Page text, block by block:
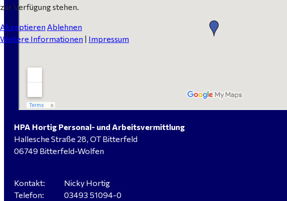
HPA Hortig Personal- und Arbeitsvermittlung
Hallesche Straße 28, OT Bitterfeld
06749 Bitterfeld-Wolfen
Kontakt:
Telefon:
Nicky Hortig
03493 51094-0
zur Verfügung stehen.
Akzeptieren Ablehnen
Weitere Informationen | Impressum